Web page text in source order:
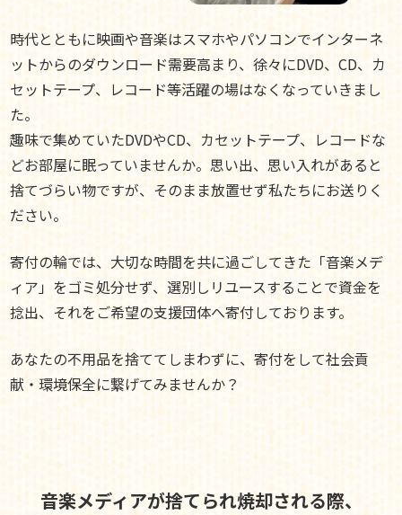
時代とともに映画や音楽はスマホやパソコンでインターネ
ットからのダウンロード需要高まり、徐々にDVD、CD、カ
セットテープ、レコード等活躍の場はなくなっていきまし
た。
趣味で集めていたDVDやCD、カセットテープ、レコードな
どお部屋に眠っていませんか。思い出、思い入れがあると
捨てづらい物ですが、そのまま放置せず私たちにお送りく
ださい。
寄付の輪では、大切な時間を共に過ごしてきた「音楽メデ
ィア」をゴミ処分せず、選別しリユースすることで資金を
捻出、それをご希望の支援団体へ寄付しております。
あなたの不用品を捨ててしまわずに、寄付をして社会貢
献・環境保全に繋げてみませんか？
音楽メディアが捨てられ焼却される際、